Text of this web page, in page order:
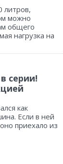
литров,
можно
общего
нагрузка на
серии!
как
Если в ней
приехало из